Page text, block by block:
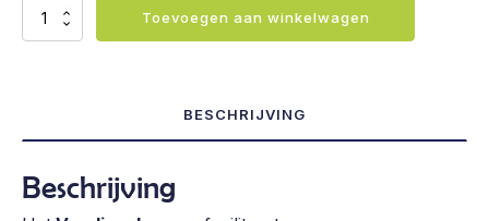
Voedingskussen
Toevoegen aan winkelwagen
BESCHRIJVING
Beschrijving